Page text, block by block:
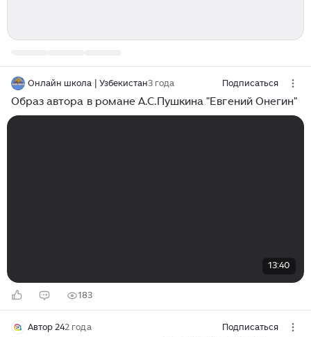
Онлайн школа | Узбекистан3 года Подписаться
Образ автора в романе А.С.Пушкина "Евгений Онегин"
13:40
183
Автор 242 года Подписаться